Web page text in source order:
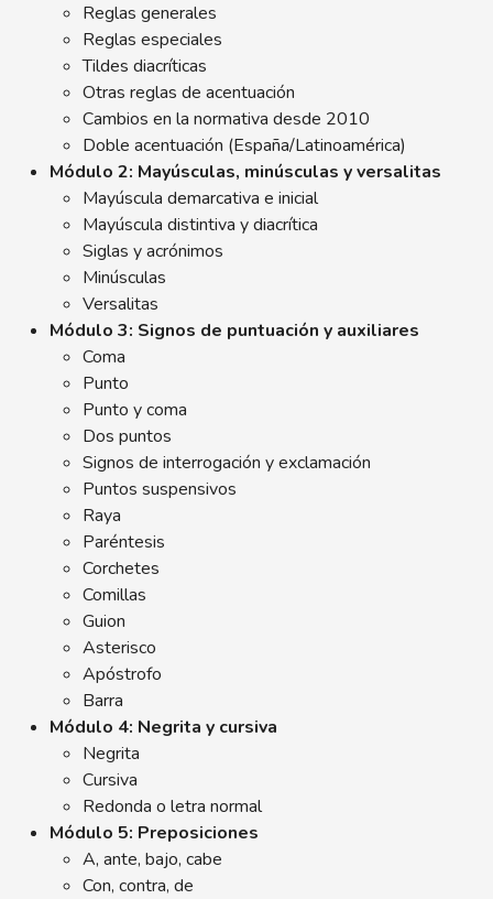
Reglas generales
Reglas especiales
Tildes diacríticas
Otras reglas de acentuación
Cambios en la normativa desde 2010
Doble acentuación (España/Latinoamérica)
Módulo 2: Mayúsculas, minúsculas y versalitas
Mayúscula demarcativa e inicial
Mayúscula distintiva y diacrítica
Siglas y acrónimos
Minúsculas
Versalitas
Módulo 3: Signos de puntuación y auxiliares
Coma
Punto
Punto y coma
Dos puntos
Signos de interrogación y exclamación
Puntos suspensivos
Raya
Paréntesis
Corchetes
Comillas
Guion
Asterisco
Apóstrofo
Barra
Módulo 4: Negrita y cursiva
Negrita
Cursiva
Redonda o letra normal
Módulo 5: Preposiciones
A, ante, bajo, cabe
Con, contra, de